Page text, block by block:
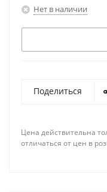
Нет в наличии
Поделиться
Цена действительна
отличаться от цен в